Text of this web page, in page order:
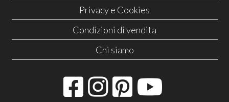
Privacy e Cookies
Condizioni di vendita
Chi siamo